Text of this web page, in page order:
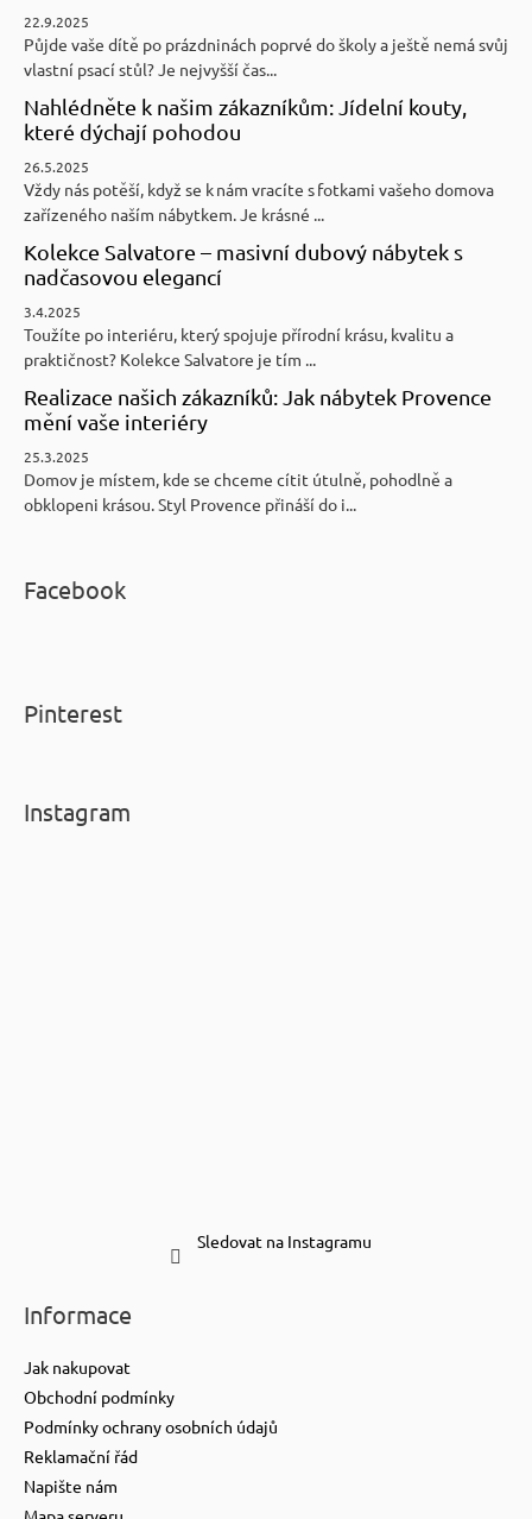
22.9.2025
Půjde vaše dítě po prázdninách poprvé do školy a ještě nemá svůj
vlastní psací stůl? Je nejvyšší čas...
Nahlédněte k našim zákazníkům: Jídelní kouty,
které dýchají pohodou
26.5.2025
Vždy nás potěší, když se k nám vracíte s fotkami vašeho domova
zařízeného naším nábytkem. Je krásné ...
Kolekce Salvatore – masivní dubový nábytek s
nadčasovou elegancí
3.4.2025
Toužíte po interiéru, který spojuje přírodní krásu, kvalitu a
praktičnost? Kolekce Salvatore je tím ...
Realizace našich zákazníků: Jak nábytek Provence
mění vaše interiéry
25.3.2025
Domov je místem, kde se chceme cítit útulně, pohodlně a
obklopeni krásou. Styl Provence přináší do i...
Facebook
Pinterest
Instagram
Sledovat na Instagramu
Informace
Jak nakupovat
Obchodní podmínky
Podmínky ochrany osobních údajů
Reklamační řád
Napište nám